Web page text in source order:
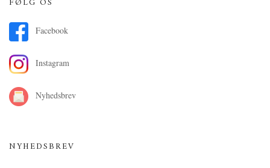
Facebook
Instagram
Nyhedsbrev
NYHEDSBREV